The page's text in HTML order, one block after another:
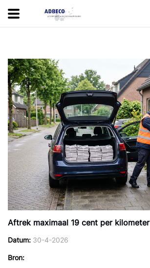
Aftrek maximaal 19 cent per kilometer
Datum 30-4-2026
Bron